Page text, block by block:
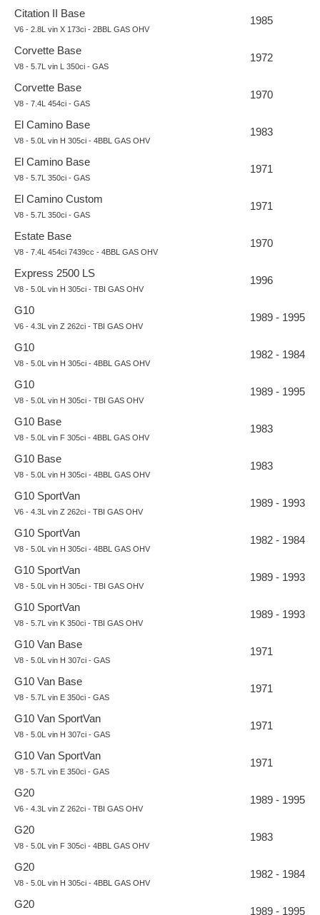
Citation II Base
V6 - 2.8L vin X 173ci - 2BBL GAS OHV
1985
Corvette Base
V8 - 5.7L vin L 350ci - GAS
1972
Corvette Base
V8 - 7.4L 454ci - GAS
1970
El Camino Base
V8 - 5.0L vin H 305ci - 4BBL GAS OHV
1983
El Camino Base
V8 - 5.7L 350ci - GAS
1971
El Camino Custom
V8 - 5.7L 350ci - GAS
1971
Estate Base
V8 - 7.4L 454ci 7439cc - 4BBL GAS OHV
1970
Express 2500 LS
V8 - 5.0L vin H 305ci - TBI GAS OHV
1996
G10
V6 - 4.3L vin Z 262ci - TBI GAS OHV
1989 - 1995
G10
V8 - 5.0L vin H 305ci - 4BBL GAS OHV
1982 - 1984
G10
V8 - 5.0L vin H 305ci - TBI GAS OHV
1989 - 1995
G10 Base
V8 - 5.0L vin F 305ci - 4BBL GAS OHV
1983
G10 Base
V8 - 5.0L vin H 305ci - 4BBL GAS OHV
1983
G10 SportVan
V6 - 4.3L vin Z 262ci - TBI GAS OHV
1989 - 1993
G10 SportVan
V8 - 5.0L vin H 305ci - 4BBL GAS OHV
1982 - 1984
G10 SportVan
V8 - 5.0L vin H 305ci - TBI GAS OHV
1989 - 1993
G10 SportVan
V8 - 5.7L vin K 350ci - TBI GAS OHV
1989 - 1993
G10 Van Base
V8 - 5.0L vin H 307ci - GAS
1971
G10 Van Base
V8 - 5.7L vin E 350ci - GAS
1971
G10 Van SportVan
V8 - 5.0L vin H 307ci - GAS
1971
G10 Van SportVan
V8 - 5.7L vin E 350ci - GAS
1971
G20
V6 - 4.3L vin Z 262ci - TBI GAS OHV
1989 - 1995
G20
V8 - 5.0L vin F 305ci - 4BBL GAS OHV
1983
G20
V8 - 5.0L vin H 305ci - 4BBL GAS OHV
1982 - 1984
G20
1989 - 1995